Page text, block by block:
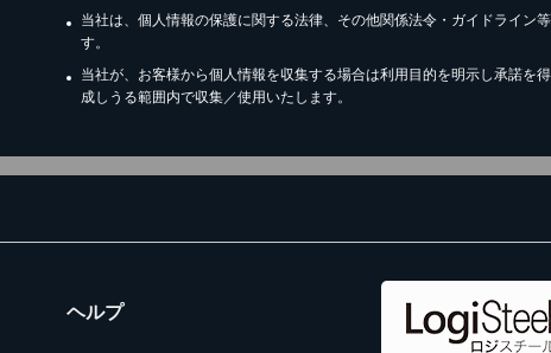
当社は、個人情報の保護に関する法律、その他関係法令・ガイドライン
す。
当社が、お客様から個人情報を収集する場合は利用目的を明示し承諾を
成しうる範囲内で収集／使用いたします。
ヘルプ